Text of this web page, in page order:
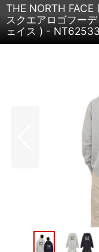
THE NORTH FACE
スクエアロゴフーデ
ェイス ) - NT62533